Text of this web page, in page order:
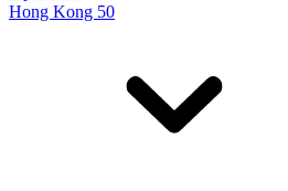
Hong Kong 50